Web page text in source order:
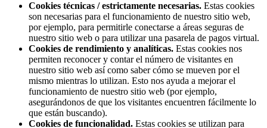
Cookies técnicas / estrictamente necesarias. Estas cookies
son necesarias para el funcionamiento de nuestro sitio web,
por ejemplo, para permitirle conectarse a áreas seguras de
nuestro sitio web o para utilizar una pasarela de pagos virtual.
Cookies de rendimiento y analíticas. Estas cookies nos
permiten reconocer y contar el número de visitantes en
nuestro sitio web así como saber cómo se mueven por el
mismo mientras lo utilizan. Esto nos ayuda a mejorar el
funcionamiento de nuestro sitio web (por ejemplo,
asegurándonos de que los visitantes encuentren fácilmente lo
que están buscando).
Cookies de funcionalidad. Estas cookies se utilizan para